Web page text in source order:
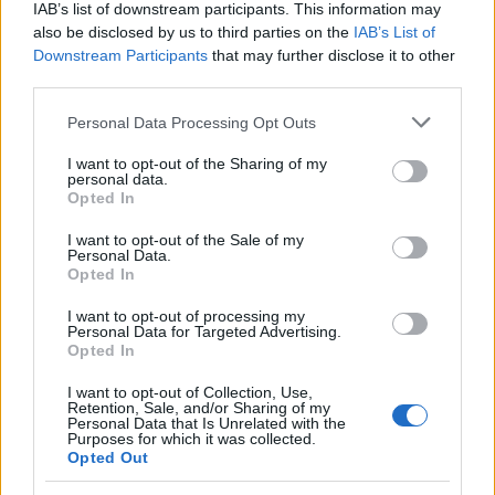
IAB’s list of downstream participants. This information may
also be disclosed by us to third parties on the IAB’s List of
Downstream Participants that may further disclose it to other
Please note that this website/app uses one or more Google
not limited to your visit or usage behaviour. You may click to
grant or deny consent to Google and its third-party tags to
use your data for below specified purposes in below Google
consent section.
Personal Data Processing Opt Outs
I want to opt-out of the Sharing of my
personal data.
Opted In
I want to opt-out of the Sale of my
Personal Data.
Opted In
I want to opt-out of processing my
Personal Data for Targeted Advertising.
Opted In
I want to opt-out of Collection, Use,
Retention, Sale, and/or Sharing of my
Personal Data that Is Unrelated with the
Purposes for which it was collected.
Opted Out
ένας άνθρωπος που εδώ και πολλά χρόνια έχει
αφιερώσει την ζωή του στην κοινωνική προσφορά,
την αλληλεγγύη, την βοήθεια, τον άνθρωπο. Είναι
να έχω με οποιαδήποτε παραβατική συμπεριφορά,
είναι αυτονόητο πως είχα, έχω και εξακολουθώ να
έχω απεριόριστη και τυφλή εμπιστοσύνη στον
ακούγονται σε βάρος του δεν έχουν την παραμικρή
σχέση με την αλήθεια.
Θα παραμείνω αξιοπρεπής, όντας απολύτως
προσπάθειας ο Κωνσταντίνος θα βγει νικητής. Το
καλό πάντα θα νικάει το κακό, το φως πάντα θα
νικάει το σκοτάδι. Σεβαστείτε όμως την παράκληση